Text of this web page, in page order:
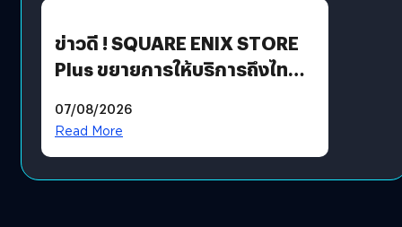
ข่าวดี ! SQUARE ENIX STORE
Plus ขยายการให้บริการถึงไทย
โดยตรง
07/08/2026
Read More